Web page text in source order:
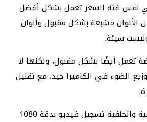
نفس فئة السعر تعمل بشكل أفضل
الألوان مشبعة بشكل مقبول وألوان
سيئة.
تعمل أيضًا بشكل مقبول، ولكنها لا
الضوء في الكاميرا جيد، مع تقليل
تدعم الكاميرات الأمامية والخلفية تسجيل فيديو بدقة 1080